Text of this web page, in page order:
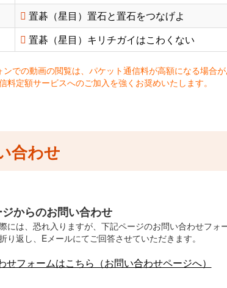
置碁（星目）置石と置石をつなげよ
置碁（星目）キリチガイはこわくない
ンでの動画の閲覧は、パケット通信料が高額になる場合
料定額サービスへのご加入を強くお奨めいたします。
合わせ
からのお問い合わせ
には、恐れ入りますが、下記ページのお問い合わせフ
り返し、Eメールにてご回答させていただきます。
せフォームはこちら（お問い合わせページへ）